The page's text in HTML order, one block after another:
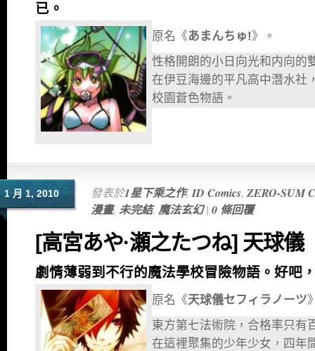
已。
原名《あまんちゅ!》。
性格開朗的小日向光和内向的
在伊豆海邊的平凡高中潛水社
校園蒼色物語。
1 月 1, 2010 發表於1星下乘之作, ID Comics, ZERO-SUM
漫畫, 未完結, 魔法玄幻| 0 條回覆
[高宮あや·瀬之たつね] 天球儀
劇情薄弱到不行的魔法學校冒險物語。好吧
原名《天球儀セフィラノーツ
東方第七法術院，合格率只有
在這裡聚集的少年少女，四年